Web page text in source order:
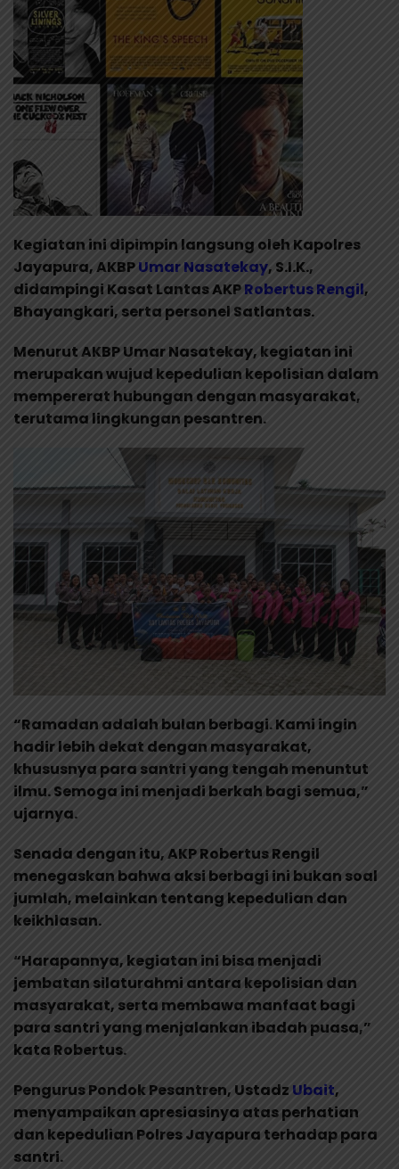
Kegiatan ini dipimpin langsung oleh Kapolres
Jayapura, AKBPUmar Nasatekay, S.I.K.,
didampingi Kasat Lantas AKPRobertus Rengil,
Bhayangkari, serta personel Satlantas.
Menurut AKBP Umar Nasatekay, kegiatan ini
merupakan wujud kepedulian kepolisian dalam
mempererat hubungan dengan masyarakat,
terutama lingkungan pesantren.
“Ramadan adalah bulan berbagi. Kami ingin
hadir lebih dekat dengan masyarakat,
khususnya para santri yang tengah menuntut
ilmu. Semoga ini menjadi berkah bagi semua,”
ujarnya.
Senada dengan itu, AKP Robertus Rengil
menegaskan bahwa aksi berbagi ini bukan soal
jumlah, melainkan tentang kepedulian dan
keikhlasan.
“Harapannya, kegiatan ini bisa menjadi
jembatan silaturahmi antara kepolisian dan
masyarakat, serta membawa manfaat bagi
para santri yang menjalankan ibadah puasa,”
kata Robertus.
Pengurus Pondok Pesantren, Ustadz Ubait,
menyampaikan apresiasinya atas perhatian
dan kepedulian Polres Jayapura terhadap para
santri.